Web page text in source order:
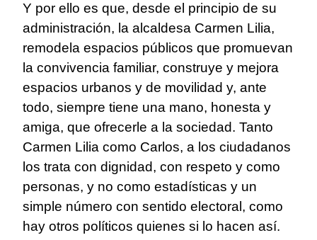
Y por ello es que, desde el principio de su
administración, la alcaldesa Carmen Lilia,
remodela espacios públicos que promuevan
la convivencia familiar, construye y mejora
espacios urbanos y de movilidad y, ante
todo, siempre tiene una mano, honesta y
amiga, que ofrecerle a la sociedad. Tanto
Carmen Lilia como Carlos, a los ciudadanos
los trata con dignidad, con respeto y como
personas, y no como estadísticas y un
simple número con sentido electoral, como
hay otros políticos quienes si lo hacen así.